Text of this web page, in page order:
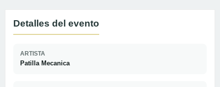
Detalles del evento
ARTISTA
Patilla Mecanica